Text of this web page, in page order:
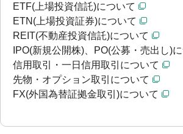
ETF(上場投資信託)について
ETN(上場投資証券)について
REIT(不動産投資信託)について
IPO(新規公開株)、PO(公募・売出し)
信用取引・一日信用取引について
先物・オプション取引について
FX(外国為替証拠金取引)について